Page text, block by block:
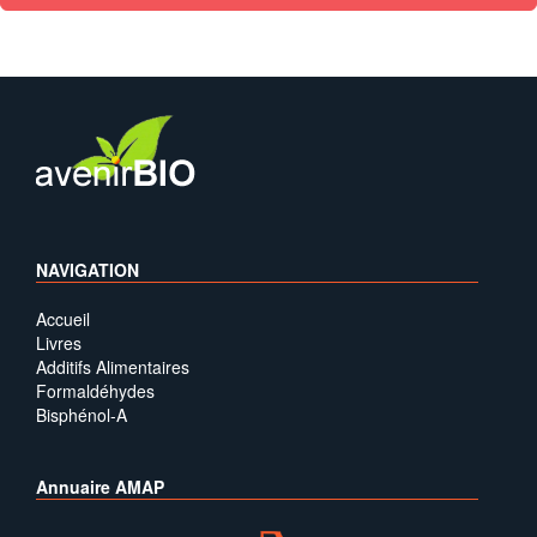
NAVIGATION
Accueil
Livres
Additifs Alimentaires
Formaldéhydes
Bisphénol-A
Annuaire AMAP